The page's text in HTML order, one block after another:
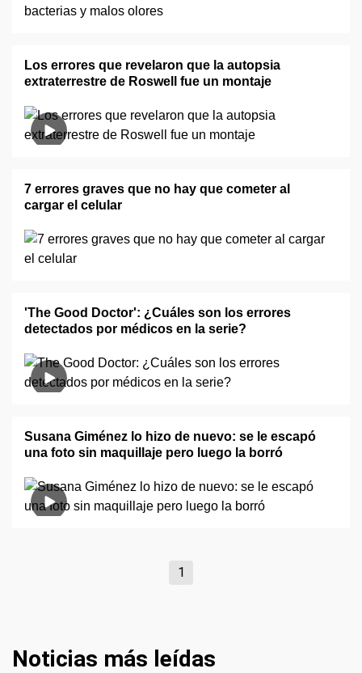
Los errores que revelaron que la autopsia
extraterrestre de Roswell fue un montaje
7 errores graves que no hay que cometer al
cargar el celular
'The Good Doctor': ¿Cuáles son los errores
detectados por médicos en la serie?
Susana Giménez lo hizo de nuevo: se le escapó
una foto sin maquillaje pero luego la borró
1
Noticias más leídas